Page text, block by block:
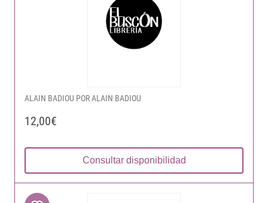
ALAIN BADIOU POR ALAIN BADIOU
12,00€
Consultar disponibilidad